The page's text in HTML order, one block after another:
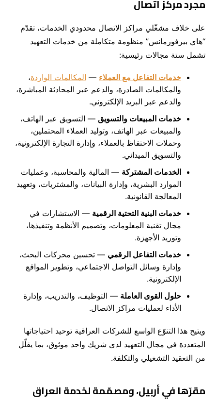
مجرد مركز اتصال
على خلاف مشغّلي مراكز الاتصال محدودي الخدمات، تقدّم
“هاي بيرفورمانس” منظومة متكاملة من خدمات التعهيد
تشمل ستة مجالات رئيسية:
خدمات التفاعل مع العملاء — المكالمات الواردة،
والمكالمات الصادرة، والدعم عبر المحادثة المباشرة،
والدعم عبر البريد الإلكتروني.
خدمات المبيعات والتسويق— التسويق عبر الهاتف،
والمبيعات عبر الهاتف، وتوليد العملاء المحتملين،
وحملات الاحتفاظ بالعملاء، وإدارة التجارة الإلكترونية،
والتسويق الميداني.
الخدمات المشتركة — المالية والمحاسبة، وعمليات
الموارد البشرية، وإدارة البيانات، والمشتريات، وتعهيد
المعالجة القانونية.
خدمات البنية التحتية الرقمية — الاستشارات في
مجال تقنية المعلومات، وتصميم الأنظمة وتنفيذها،
وتوريد الأجهزة.
خدمات التفاعل الرقمي — تحسين محركات البحث،
وإدارة وسائل التواصل الاجتماعي، وتطوير المواقع
الإلكترونية.
حلول القوى العاملة — التوظيف، والتدريب، وإدارة
الأداء لعمليات مراكز الاتصال.
ويتيح هذا التنوّع الواسع للشركات العراقية توحيد احتياجاتها
المتعددة في مجال التعهيد لدى شريك واحد موثوق، بما يقلّل
من التعقيد التشغيلي والتكلفة.
مقرّها في أربيل، ومصمّمة لخدمة العراق